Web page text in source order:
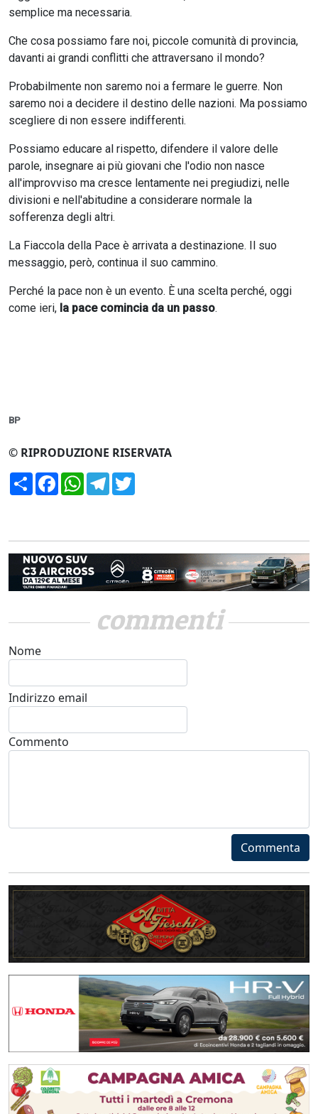
semplice ma necessaria.
Che cosa possiamo fare noi, piccole comunità di provincia,
davanti ai grandi conflitti che attraversano il mondo?
Probabilmente non saremo noi a fermare le guerre. Non
saremo noi a decidere il destino delle nazioni. Ma possiamo
scegliere di non essere indifferenti.
Possiamo educare al rispetto, difendere il valore delle
parole, insegnare ai più giovani che l'odio non nasce
all'improvviso ma cresce lentamente nei pregiudizi, nelle
divisioni e nell'abitudine a considerare normale la
sofferenza degli altri.
La Fiaccola della Pace è arrivata a destinazione. Il suo
messaggio, però, continua il suo cammino.
Perché la pace non è un evento. È una scelta perché, oggi
come ieri, la pace comincia da un passo.
BP
© RIPRODUZIONE RISERVATA
CondividiFacebookWhatsApp
Telegram
commenti
Nome
Indirizzo email
Commento
Commenta